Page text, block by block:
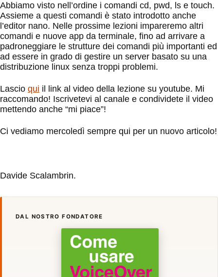
Abbiamo visto nell’ordine i comandi cd, pwd, ls e touch.
Assieme a questi comandi è stato introdotto anche
l’editor nano. Nelle prossime lezioni impareremo altri
comandi e nuove app da terminale, fino ad arrivare a
padroneggiare le strutture dei comandi più importanti ed
ad essere in grado di gestire un server basato su una
distribuzione linux senza troppi problemi.
Lascio qui il link al video della lezione su youtube. Mi
raccomando! Iscrivetevi al canale e condividete il video
mettendo anche “mi piace”!
Ci vediamo mercoledì sempre qui per un nuovo articolo!
Davide Scalambrin.
DAL NOSTRO FONDATORE